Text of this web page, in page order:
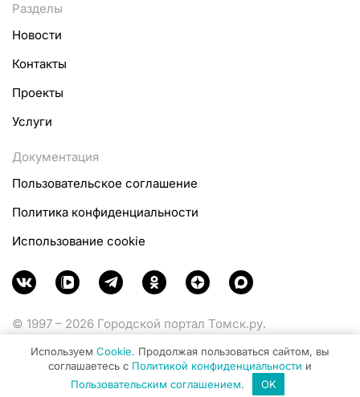
Разделы
Новости
Контакты
Проекты
Услуги
Документация
Пользовательское соглашение
Политика конфиденциальности
Использование cookie
© 1997 – 2026 Городской портал Томск.ру.
Министерства цифрового развития, связи и массовых
коммуникаций Российской Федерации.
Используем Cookie. Продолжая пользоваться сайтом, вы
соглашаетесь с Политикой конфиденциальности и
Пользовательским соглашением. OK